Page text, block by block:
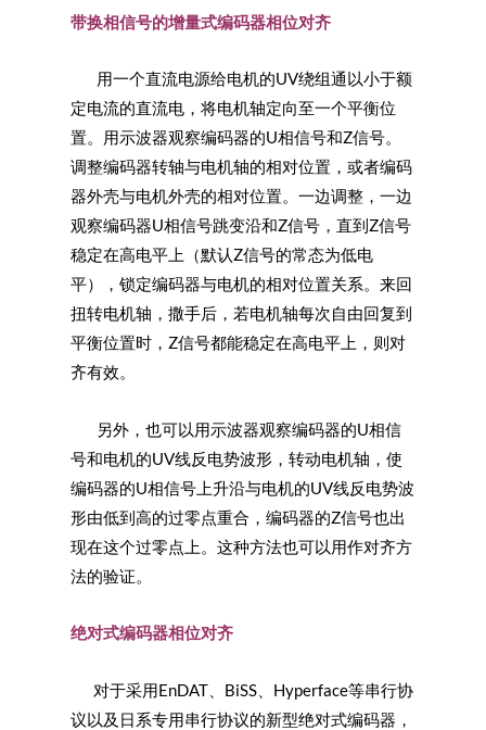
带换相信号的增量式编码器相位对齐
用一个直流电源给电机的UV绕组通以小于额
定电流的直流电，将电机轴定向至一个平衡位
置。用示波器观察编码器的U相信号和Z信号。
调整编码器转轴与电机轴的相对位置，或者编码
器外壳与电机外壳的相对位置。一边调整，一边
观察编码器U相信号跳变沿和Z信号，直到Z信号
稳定在高电平上（默认Z信号的常态为低电
平），锁定编码器与电机的相对位置关系。来回
扭转电机轴，撒手后，若电机轴每次自由回复到
平衡位置时，Z信号都能稳定在高电平上，则对
齐有效。
另外，也可以用示波器观察编码器的U相信
号和电机的UV线反电势波形，转动电机轴，使
编码器的U相信号上升沿与电机的UV线反电势波
形由低到高的过零点重合，编码器的Z信号也出
现在这个过零点上。这种方法也可以用作对齐方
法的验证。
绝对式编码器相位对齐
对于采用EnDAT、BiSS、Hyperface等串行协
议以及日系专用串行协议的新型绝对式编码器，